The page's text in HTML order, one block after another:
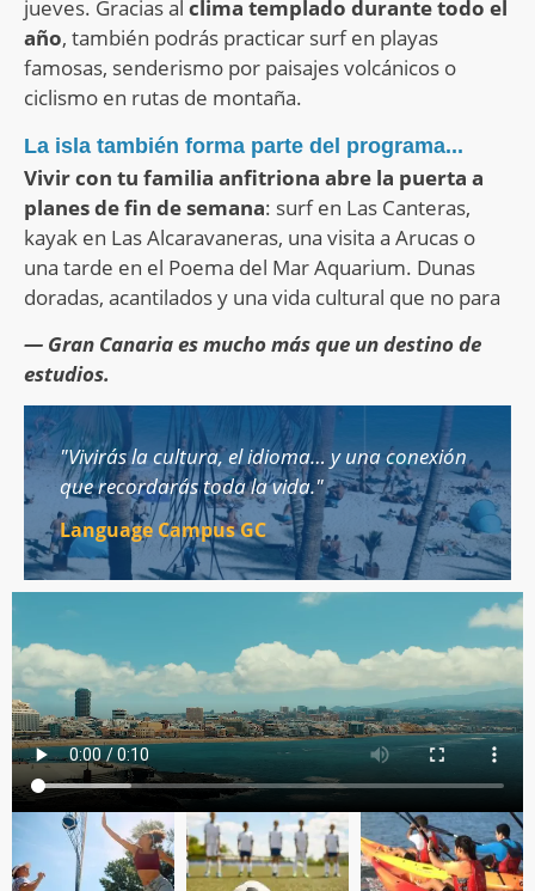
jueves. Gracias al clima templado durante todo el
año, también podrás practicar surf en playas
famosas, senderismo por paisajes volcánicos o
ciclismo en rutas de montaña.
La isla también forma parte del programa...
Vivir con tu familia anfitriona abre la puerta a
planes de fin de semana: surf en Las Canteras,
kayak en Las Alcaravaneras, una visita a Arucas o
una tarde en el Poema del Mar Aquarium. Dunas
doradas, acantilados y una vida cultural que no para
— Gran Canaria es mucho más que un destino de
estudios.
"Vivirás la cultura, el idioma… y una conexión
que recordarás toda la vida."
Language Campus GC